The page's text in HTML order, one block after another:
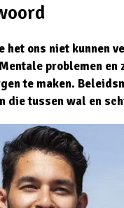
het ons niet kunnen
problemen en
te maken.
die tussen wal en